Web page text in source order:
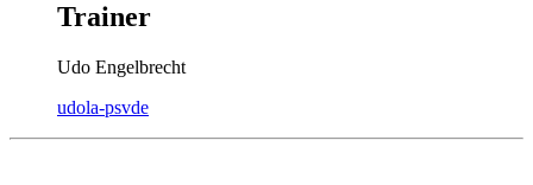
Trainer
Udo Engelbrecht
udola-psvde